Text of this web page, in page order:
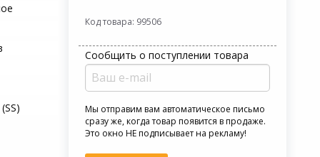
Код товара: 99506
Сообщить о поступлении товара
Мы отправим вам автоматическое письмо
сразу же, когда товар появится в продаже.
Это окно НЕ подписывает на рекламу!